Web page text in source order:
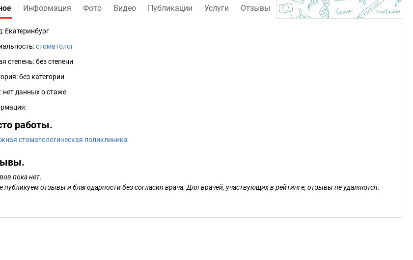
Информация Фото Видео Публикации Услуги Отзывы
Екатеринбург
стоматолог
степень:без степени
без категории
нет данных о стаже
работы.
стоматологическая поликлиника
пока нет.
публикуем отзывы и благодарности без согласия врача. Для врачей, участвующих в рейтинге, отзывы не удаляются.